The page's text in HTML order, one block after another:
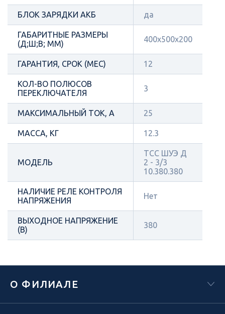
БЛОК ЗАРЯДКИ АКБ да
ГАБАРИТНЫЕ РАЗМЕРЫ
(Д;Ш;В; ММ)
400х500х200
ГАРАНТИЯ, СРОК (МЕС) 12
КОЛ-ВО ПОЛЮСОВ
ПЕРЕКЛЮЧАТЕЛЯ
3
МАКСИМАЛЬНЫЙ ТОК, А 25
МАССА, КГ 12.3
МОДЕЛЬ
ТСС ШУЭ Д
2 - 3/3
10.380.380
НАЛИЧИЕ РЕЛЕ КОНТРОЛЯ
НАПРЯЖЕНИЯ
Нет
ВЫХОДНОЕ НАПРЯЖЕНИЕ
(В)
380
О ФИЛИАЛЕ